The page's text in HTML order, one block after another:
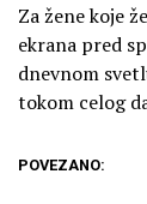
Za žene koje
ekrana pred
dnevnom
tokom celog
POVEZANO: